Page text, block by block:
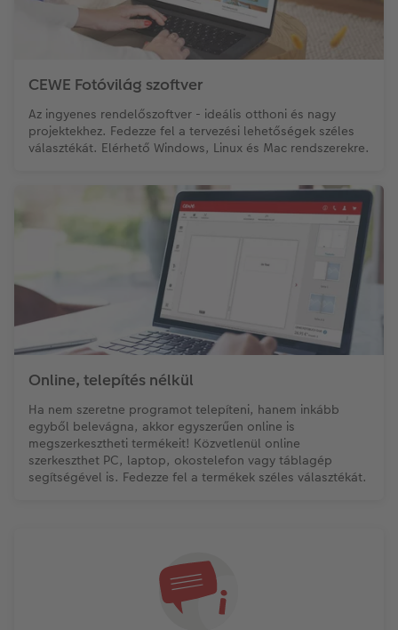
CEWE Fotóvilág szoftver
Az ingyenes rendelőszoftver - ideális otthoni és nagy
projektekhez. Fedezze fel a tervezési lehetőségek széles
választékát. Elérhető Windows, Linux és Mac rendszerekre.
Online, telepítés nélkül
Ha nem szeretne programot telepíteni, hanem inkább
egyből belevágna, akkor egyszerűen online is
megszerkesztheti termékeit! Közvetlenül online
szerkeszthet PC, laptop, okostelefon vagy táblagép
segítségével is. Fedezze fel a termékek széles választékát.